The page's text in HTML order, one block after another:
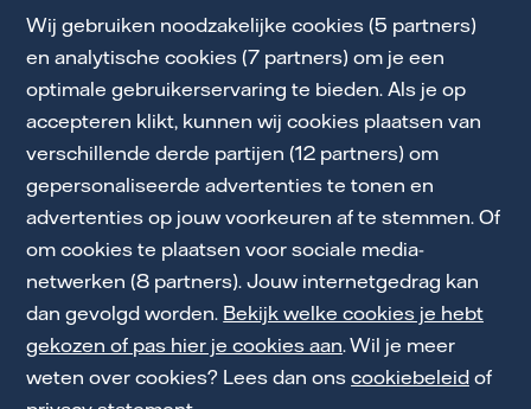
Wij gebruiken noodzakelijke cookies (5 partners)
en analytische cookies (7 partners) om je een
optimale gebruikerservaring te bieden. Als je op
accepteren klikt, kunnen wij cookies plaatsen van
verschillende derde partijen (12 partners) om
gepersonaliseerde advertenties te tonen en
advertenties op jouw voorkeuren af te stemmen. Of
om cookies te plaatsen voor sociale media-
netwerken (8 partners). Jouw internetgedrag kan
dan gevolgd worden. Bekijk welke cookies je hebt
gekozen of pas hier je cookies aan. Wil je meer
weten over cookies? Lees dan onscookiebeleidof
Cookie Statement
Privacy & voorwaarden
Klokkenluidersregeling
Toegankelijkheid
Werken bij Vattenfall